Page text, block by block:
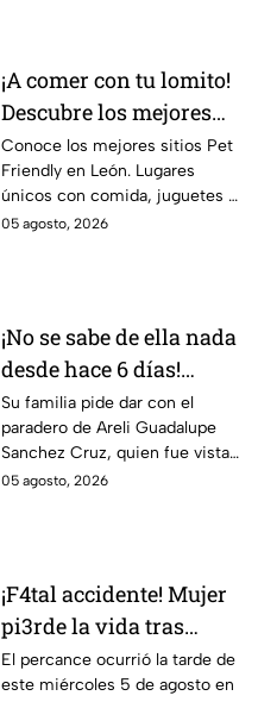
¡A comer con tu lomito!
Descubre los mejores
lugares Pet Friendly en
León
Conoce los mejores sitios Pet
Friendly en León. Lugares
únicos con comida, juguetes y
el mejor ambiente para
05 agosto, 2026
¡No se sabe de ella nada
desde hace 6 días!
Buscan a Areli
Guadalupe Sanchez
Cruz, desaparecida en
Guanajuato
Su familia pide dar con el
paradero de Areli Guadalupe
Sanchez Cruz, quien fue vista
por última vez el 30 de julio.
05 agosto, 2026
¡F4tal accidente! Mujer
pi3rde la vida tras
chocar con unidad
oficial en Guanajuato;
El percance ocurrió la tarde de
este miércoles 5 de agosto en